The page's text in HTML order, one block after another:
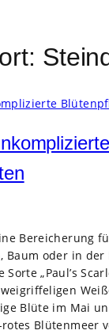
Berei­che­rung
Baum oder in der
„Paul’s
Blüte im Mai
Blü­ten­meer